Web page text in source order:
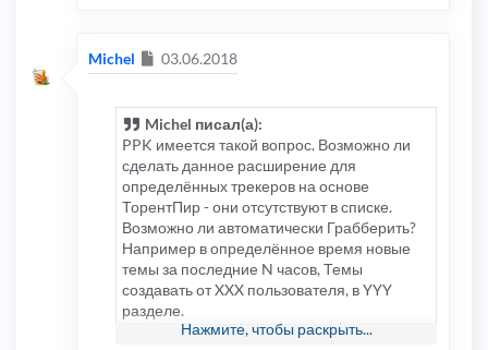
Michel Сообщение
03.06.2018
Michel писал(а):
PPK имеется такой вопрос. Возможно ли
сделать данное расширение для
определённых трекеров на основе
ТорентПир - они отсутствуют в списке.
Возможно ли автоматически Грабберить?
Например в определённое время новые
темы за последние N часов, Темы
создавать от XXX пользователя, в YYY
разделе.
Надеюсь понятно обьяснил?
Нажмите, чтобы раскрыть...